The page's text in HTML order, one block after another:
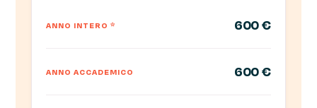
ANNO INTERO* 600 €
ANNO ACCADEMICO 600 €